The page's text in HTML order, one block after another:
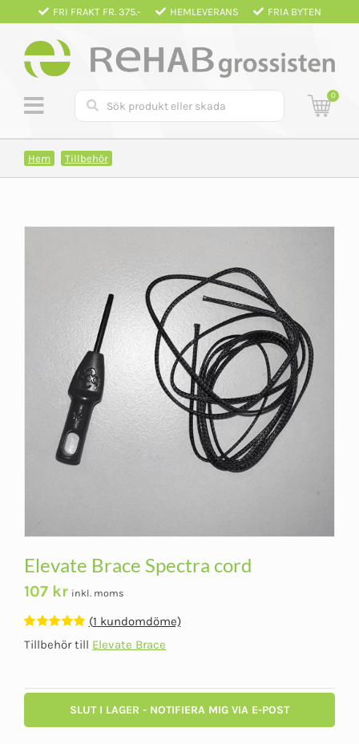
Fortsätt
innehållet
FRI FRAKT FR. 375.- HEMLEVERANS FRIA BYTEN
0
Hem Tillbehör
Elevate Brace Spectra cord
107 kr inkl. moms
Betygsatt
5.00av 5
1
(1 kundomdöme)
Tillbehör till Elevate Brace
SLUT I LAGER - NOTIFIERA MIG VIA E-POST